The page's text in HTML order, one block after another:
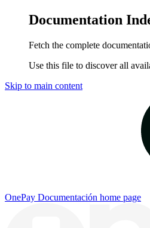
Documentation
Fetch the complete
Use this file to discover all
Skip to main content
OnePay Documentación home page